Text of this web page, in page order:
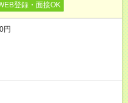
登録・面接OK
円